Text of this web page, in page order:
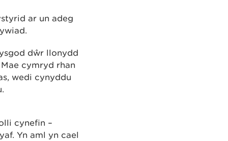
ar un adeg
dŵr llonydd
cymryd rhan
wedi cynyddu
cynefin –
Yn aml yn cael